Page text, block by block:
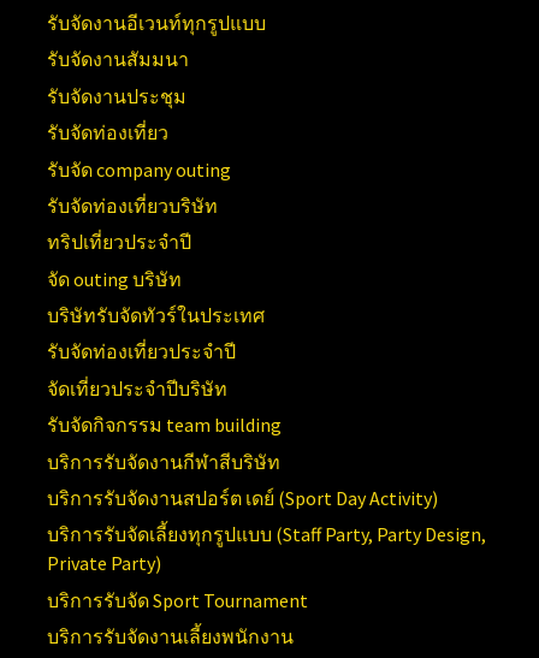
รับจัดงานอีเวนท์ทุกรูปแบบ
รับจัดงานสัมมนา
รับจัดงานประชุม
รับจัดท่องเที่ยว
รับจัด company outing
รับจัดท่องเที่ยวบริษัท
ทริปเที่ยวประจำปี
จัด outing บริษัท
บริษัทรับจัดทัวร์ในประเทศ
รับจัดท่องเที่ยวประจำปี
จัดเที่ยวประจำปีบริษัท
รับจัดกิจกรรม team building
บริการรับจัดงานกีฬาสีบริษัท
บริการรับจัดงานสปอร์ต เดย์ (Sport Day Activity)
บริการรับจัดเลี้ยงทุกรูปแบบ (Staff Party, Party Design,
Private Party)
บริการรับจัดSport Tournament
บริการรับจัดงานเลี้ยงพนักงาน